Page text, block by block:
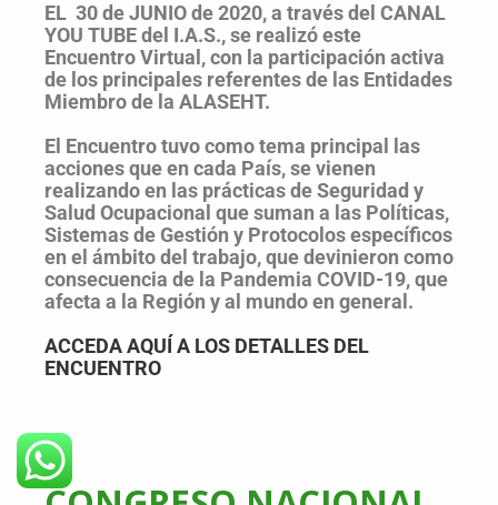
EL 30 de JUNIO de 2020, a través del CANAL
YOU TUBE del I.A.S., se realizó este
Encuentro Virtual, con la participación activa
de los principales referentes de las Entidades
Miembro de la ALASEHT.
El Encuentro tuvo como tema principal las
acciones que en cada País, se vienen
realizando en las prácticas de Seguridad y
Salud Ocupacional que suman a las Políticas,
Sistemas de Gestión y Protocolos específicos
en el ámbito del trabajo, que devinieron como
consecuencia de la Pandemia COVID-19, que
afecta a la Región y al mundo en general.
ACCEDA AQUÍ A LOS DETALLES DEL
ENCUENTRO